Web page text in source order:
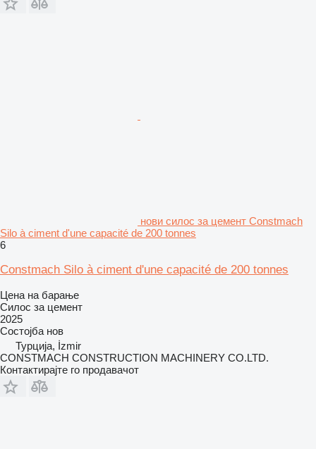
нови силос за цемент Constmach
Silo à ciment d'une capacité de 200 tonnes
6
Constmach Silo à ciment d'une capacité de 200 tonnes
Цена на барање
Силос за цемент
2025
Состојба нов
Турција, İzmir
CONSTMACH CONSTRUCTION MACHINERY CO.LTD.
Контактирајте го продавачот